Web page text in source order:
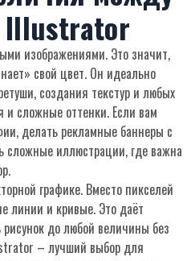
Illustrator
изображениями. Это значит,
свой цвет. Он идеально
создания текстур и любых
и сложные оттенки. Если вам
делать рекламные баннеры с
сложные иллюстрации, где важна
графике. Вместо пикселей
линии и кривые. Это даёт
до любой величины без
– лучший выбор для